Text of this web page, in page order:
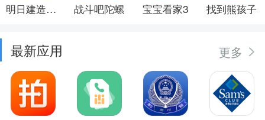
明日建造大师 战斗吧陀螺 宝宝看家3 找到熊孩子
最新应用 更多